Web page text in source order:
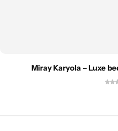
Miray Karyola – Luxe